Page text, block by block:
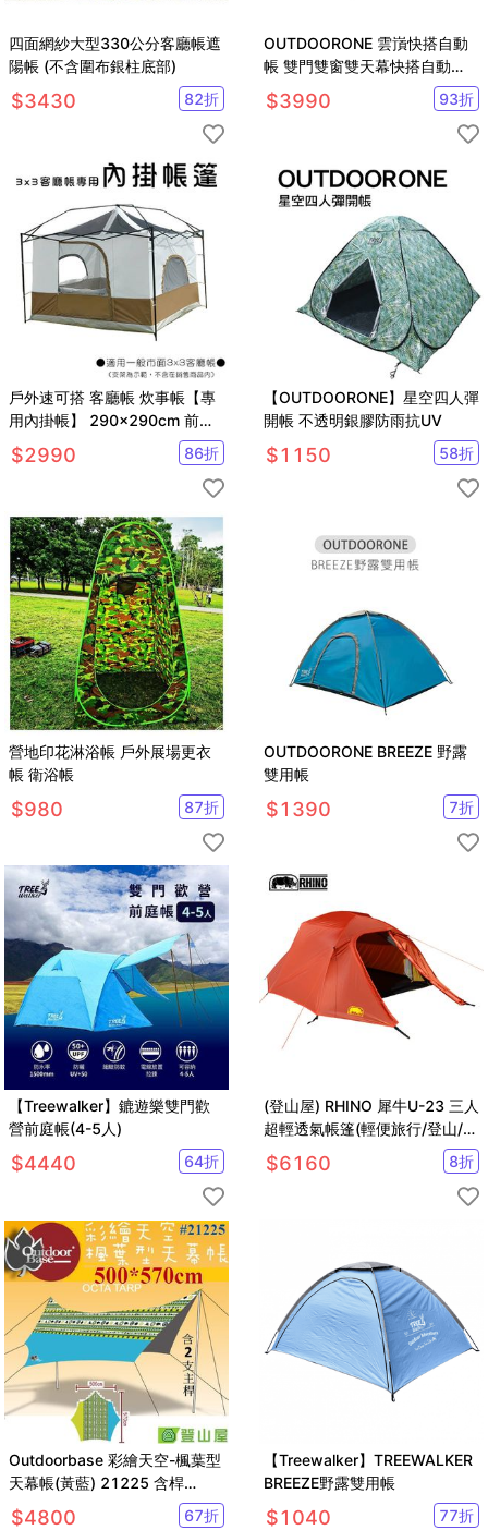
四面網紗大型330公分客廳帳遮
陽帳 (不含圍布銀柱底部)
$3430 82折
OUTDOORONE 雲嵿快搭自動
帳 雙門雙窗雙天幕快搭自動
帳，骨架簡單開收適用4-6人
$3990 93折
戶外速可搭 客廳帳 炊事帳【專
用內掛帳】 290x290cm 前後
大雙門 左右兩大氣窗
$2990 86折
【OUTDOORONE】星空四人彈
開帳 不透明銀膠防雨抗UV
$1150 58折
營地印花淋浴帳 戶外展場更衣
帳 衛浴帳
$980 87折
OUTDOORONE BREEZE 野露
雙用帳
$1390 7折
【Treewalker】鏕遊樂雙門歡
營前庭帳(4-5人)
$4440 64折
(登山屋) RHINO 犀牛U-23 三人
超輕透氣帳篷(輕便旅行/登山/野
營)
$6160 8折
Outdoorbase 彩繪天空-楓葉型
天幕帳(黃藍) 21225 含桿
500*570 cm
$4800 67折
【Treewalker】TREEWALKER
BREEZE野露雙用帳
$1040 77折